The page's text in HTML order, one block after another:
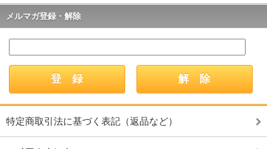
メルマガ登録・解除
特定商取引法に基づく表記（返品など）